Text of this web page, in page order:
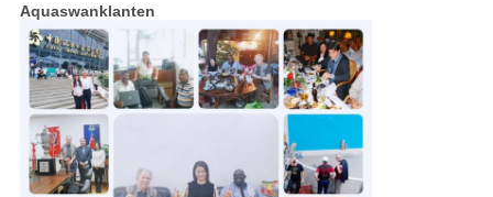
Aquaswanklanten